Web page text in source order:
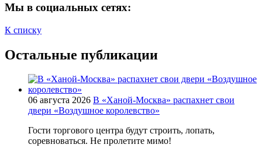
Мы в социальных сетях:
К списку
Остальные публикации
06 августа 2026 В «Ханой-Москва» распахнет свои
двери «Воздушное королевство»
Гости торгового центра будут строить, лопать,
соревноваться. Не пролетите мимо!